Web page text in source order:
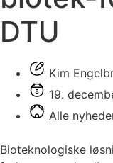
DTU
Kim
19.
Alle
Bioteknologiske